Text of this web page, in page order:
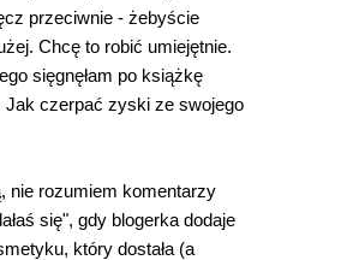
przeciwnie - żebyście
Chcę to robić umiejętnie.
sięgnęłam po książkę
Jak czerpać zyski ze swojego
nie rozumiem komentarzy
się", gdy blogerka dodaje
który dostała (a